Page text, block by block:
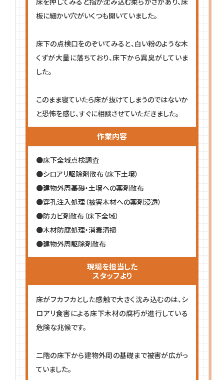
板に細かい穴がいくつも開いていました。
床下の点検口をのぞいてみると、白い粉のような木
くずが大量に落ちており、床下から異臭がしていま
した。
このまま寝ていたら床が抜けてしまうのではないか
と恐怖を感じ、すぐに相談させていただきました。
作業内容
●床下全域点検調査
●シロアリ駆除剤散布（床下土壌）
●建物外周基礎・土壌への薬剤散布
●穿孔注入処理（被害木材への薬剤浸透）
●防カビ剤散布（床下全域）
●木材防腐処理・消毒清掃
●建物外周駆除剤散布
現場を担当した
スタッフより
床がフカフカとした感触で大きく沈み込むのは、シ
ロアリ食害による床下木材の腐朽が進行している
危険な兆候です。
二階の床下から建物外周の基礎まで被害が広がっ
ていました。